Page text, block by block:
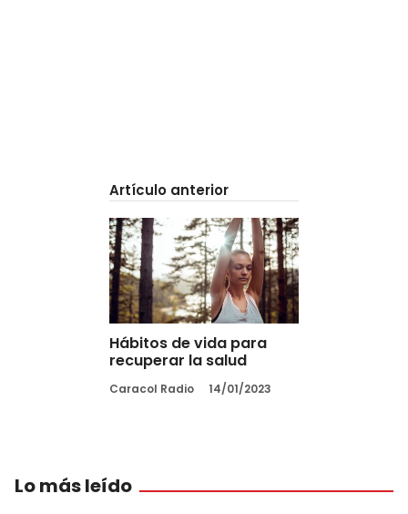
Artículo anterior
Hábitos de vida para
recuperar la salud
Caracol Radio 14/01/2023
Lo más leído